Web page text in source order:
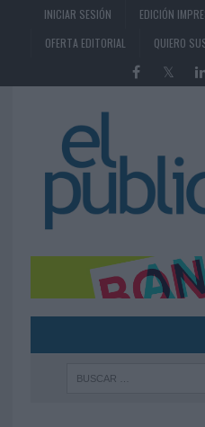
INICIAR SESIÓN EDICIÓN
OFERTA EDITORIAL
QUIERO